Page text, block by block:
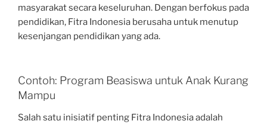
masyarakat secara keseluruhan. Dengan berfokus pada
pendidikan, Fitra Indonesia berusaha untuk menutup
kesenjangan pendidikan yang ada.
Contoh: Program Beasiswa untuk Anak Kurang
Mampu
Salah satu inisiatif penting Fitra Indonesia adalah